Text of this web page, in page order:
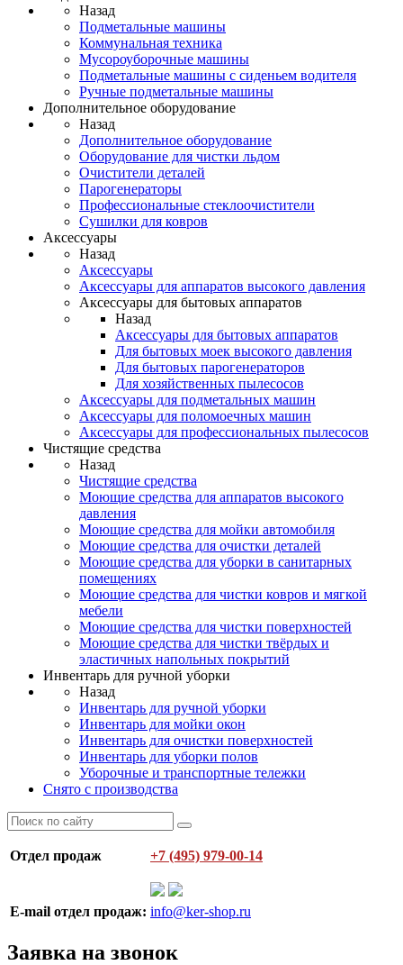
Назад
Подметальные машины
Коммунальная техника
Мусороуборочные машины
Подметальные машины с сиденьем водителя
Ручные подметальные машины
Дополнительное оборудование
Назад
Дополнительное оборудование
Оборудование для чистки льдом
Очистители деталей
Парогенераторы
Профессиональные стеклоочистители
Сушилки для ковров
Аксессуары
Назад
Аксессуары
Аксессуары для аппаратов высокого давления
Аксессуары для бытовых аппаратов
Назад
Аксессуары для бытовых аппаратов
Для бытовых моек высокого давления
Для бытовых парогенераторов
Для хозяйственных пылесосов
Аксессуары для подметальных машин
Аксессуары для поломоечных машин
Аксессуары для профессиональных пылесосов
Чистящие средства
Назад
Чистящие средства
Моющие средства для аппаратов высокого
давления
Моющие средства для мойки автомобиля
Моющие средства для очистки деталей
Моющие средства для уборки в санитарных
помещениях
Моющие средства для чистки ковров и мягкой
мебели
Моющие средства для чистки поверхностей
Моющие средства для чистки твёрдых и
эластичных напольных покрытий
Инвентарь для ручной уборки
Назад
Инвентарь для ручной уборки
Инвентарь для мойки окон
Инвентарь для очистки поверхностей
Инвентарь для уборки полов
Уборочные и транспортные тележки
Снято с производства
Отдел продаж +7 (495) 979-00-14
E-mail отдел продаж: info@ker-shop.ru
Заявка на звонок